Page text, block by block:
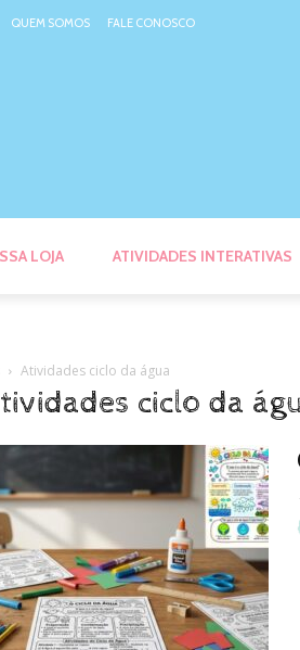
QUEM SOMOS FALE CONOSCO
LOJA ATIVIDADES INTERATIVAS
Atividades ciclo da água
ciclo da